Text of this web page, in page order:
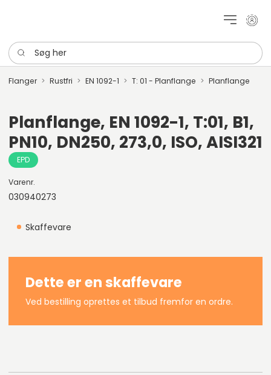
Mit
Søg her
Flanger Rustfri EN 1092-1 T: 01 - Planflange Planflange
Planflange, EN 1092-1, T:01, B1,
PN10, DN250, 273,0, ISO, AISI321
EPD
Varenr.
030940273
Skaffevare
Dette er en skaffevare
Ved bestilling oprettes et tilbud fremfor en ordre.